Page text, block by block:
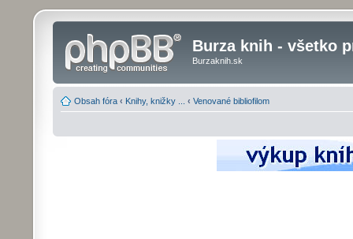
Burza knih - všetko
Burzaknih.sk
Obsah fóra ‹ Knihy, knižky ... ‹ Venované bibliofilom